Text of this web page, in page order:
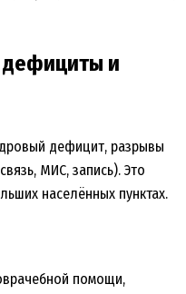
дефициты и
дефицит, разрывы
МИС, запись). Это
населённых пунктах.
помощи,